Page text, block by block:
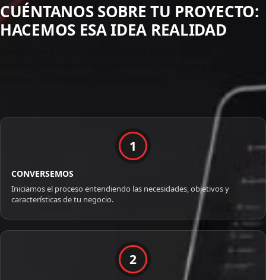
CUÉNTANOS SOBRE TU PROYECTO:
HACEMOS ESA IDEA REALIDAD
1
CONVERSEMOS
Iniciamos el proceso entendiendo las necesidades, objetivos y
características de tu negocio.
2